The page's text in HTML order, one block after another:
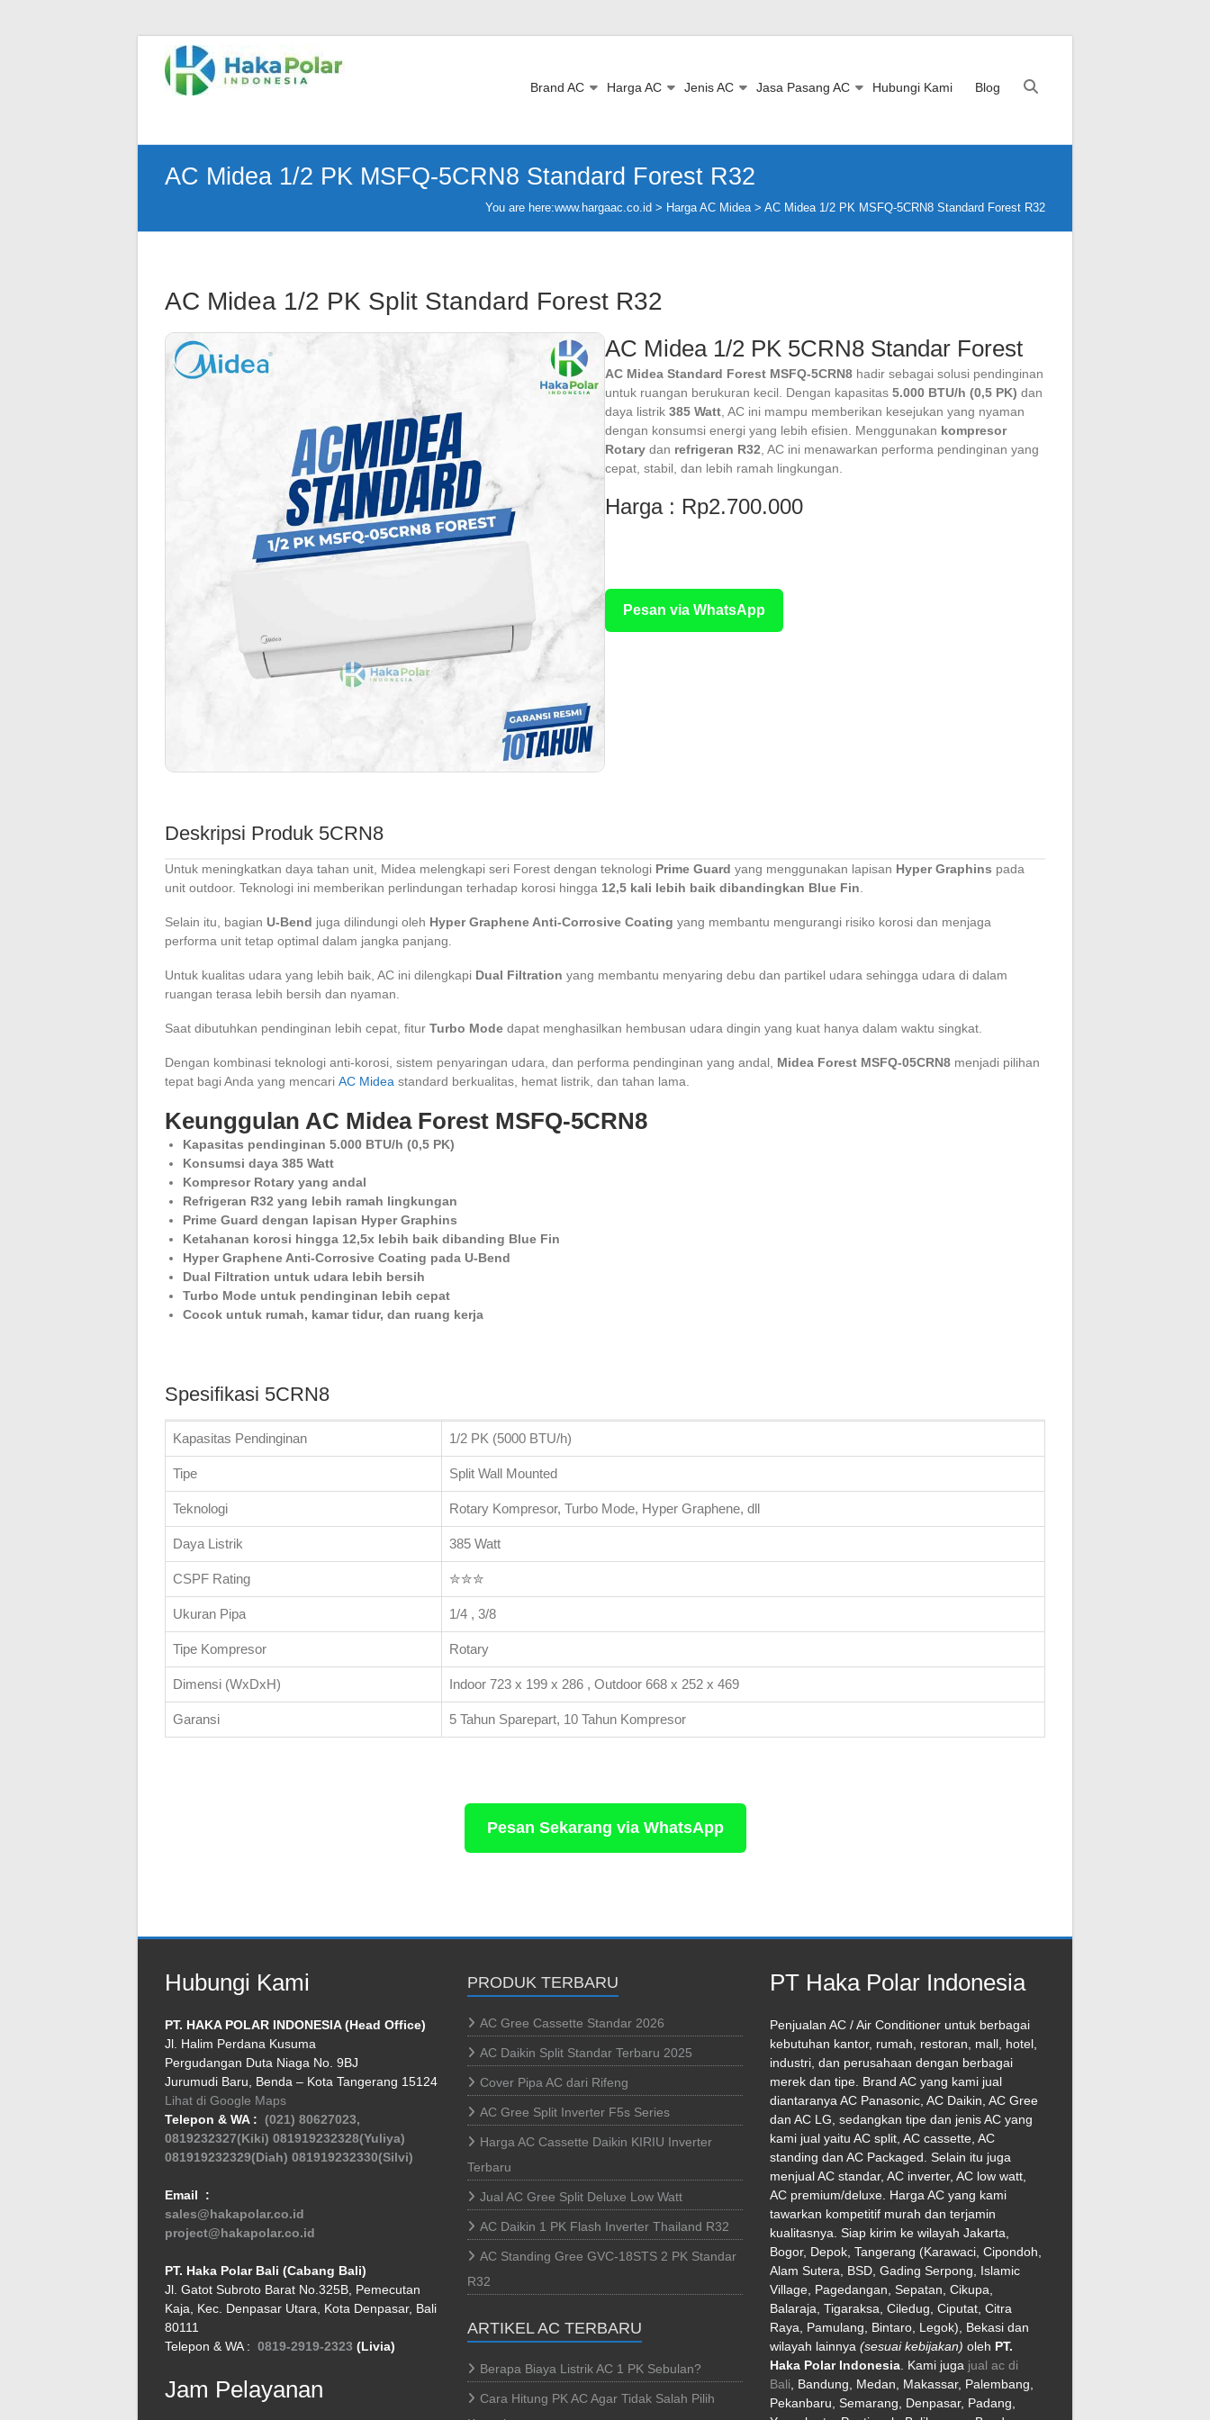
content
Telp
:
:
IG
Brand AC Harga AC Jenis AC Jasa Pasang AC Hubungi Kami Blog
AC Midea 1/2 PK MSFQ-5CRN8 Standard Forest R32
You are here:www.hargaac.co.id > Harga AC Midea> AC Midea 1/2 PK MSFQ-5CRN8 Standard Forest R32
AC Midea 1/2 PK Split Standard Forest R32
AC Midea 1/2 PK 5CRN8 Standar Forest
AC Midea Standard Forest MSFQ-5CRN8 hadir sebagai solusi pendinginan
untuk ruangan berukuran kecil. Dengan kapasitas 5.000 BTU/h (0,5 PK) dan
daya listrik 385 Watt , AC ini mampu memberikan kesejukan yang nyaman
dengan konsumsi energi yang lebih efisien. Menggunakan kompresor
Rotary dan refrigeran R32 , AC ini menawarkan performa pendinginan yang
cepat, stabil, dan lebih ramah lingkungan.
Harga : Rp2.700.000
Pesan via WhatsApp
Deskripsi Produk 5CRN8
Untuk meningkatkan daya tahan unit, Midea melengkapi seri Forest dengan teknologi Prime Guard yang menggunakan lapisan Hyper Graphins pada
unit outdoor. Teknologi ini memberikan perlindungan terhadap korosi hingga 12,5 kali lebih baik dibandingkan Blue Fin
Selain itu, bagian U-Bend juga dilindungi oleh Hyper Graphene Anti-Corrosive Coating yang membantu mengurangi risiko korosi dan menjaga
performa unit tetap optimal dalam jangka panjang.
Untuk kualitas udara yang lebih baik, AC ini dilengkapi Dual Filtration yang membantu menyaring debu dan partikel udara sehingga udara di dalam
ruangan terasa lebih bersih dan nyaman.
Saat dibutuhkan pendinginan lebih cepat, fitur Turbo Mode dapat menghasilkan hembusan udara dingin yang kuat hanya dalam waktu singkat.
Dengan kombinasi teknologi anti-korosi, sistem penyaringan udara, dan performa pendinginan yang andal, Midea Forest MSFQ-05CRN8 menjadi pilihan
tepat bagi Anda yang mencari AC Midea standard berkualitas, hemat listrik, dan tahan lama.
Keunggulan AC Midea Forest MSFQ-5CRN8
Kapasitas pendinginan 5.000 BTU/h (0,5 PK)
Konsumsi daya 385 Watt
Kompresor Rotary yang andal
Refrigeran R32 yang lebih ramah lingkungan
Prime Guard dengan lapisan Hyper Graphins
Ketahanan korosi hingga 12,5x lebih baik dibanding Blue Fin
Hyper Graphene Anti-Corrosive Coating pada U-Bend
Dual Filtration untuk udara lebih bersih
Turbo Mode untuk pendinginan lebih cepat
Cocok untuk rumah, kamar tidur, dan ruang kerja
Spesifikasi 5CRN8
Kapasitas Pendinginan 1/2 PK (5000 BTU/h)
Tipe Split Wall Mounted
Teknologi Rotary Kompresor, Turbo Mode, Hyper Graphene, dll
Daya Listrik 385 Watt
CSPF Rating ✮✮✮
Ukuran Pipa 1/4 , 3/8
Tipe Kompresor Rotary
Dimensi (WxDxH) Indoor 723 x 199 x 286 , Outdoor 668 x 252 x 469
Garansi 5 Tahun Sparepart, 10 Tahun Kompresor
Pesan Sekarang via WhatsApp
Hubungi Kami
PT. HAKA POLAR INDONESIA (Head Office)
Jl. Halim Perdana Kusuma
Pergudangan Duta Niaga No. 9BJ
Jurumudi Baru, Benda – Kota Tangerang 15124
Lihat di Google Maps
Telepon & WA : (021) 80627023,
0819232327(Kiki) 081919232328(Yuliya)
081919232329(Diah) 081919232330(Silvi)
Email :
sales@hakapolar.co.id
project@hakapolar.co.id
PT. Haka Polar Bali (Cabang Bali)
Jl. Gatot Subroto Barat No.325B, Pemecutan
Kaja, Kec. Denpasar Utara, Kota Denpasar, Bali
80111
Telepon & WA : 0819-2919-2323 (Livia)
Jam Pelayanan
PRODUK TERBARU
AC Gree Cassette Standar 2026
AC Daikin Split Standar Terbaru 2025
Cover Pipa AC dari Rifeng
AC Gree Split Inverter F5s Series
Harga AC Cassette Daikin KIRIU Inverter
Terbaru
Jual AC Gree Split Deluxe Low Watt
AC Daikin 1 PK Flash Inverter Thailand R32
AC Standing Gree GVC-18STS 2 PK Standar
R32
ARTIKEL AC TERBARU
Berapa Biaya Listrik AC 1 PK Sebulan?
Cara Hitung PK AC Agar Tidak Salah Pilih
PT Haka Polar Indonesia
Penjualan AC / Air Conditioner untuk berbagai
kebutuhan kantor, rumah, restoran, mall, hotel,
industri, dan perusahaan dengan berbagai
merek dan tipe. Brand AC yang kami jual
diantaranya AC Panasonic, AC Daikin, AC Gree
dan AC LG, sedangkan tipe dan jenis AC yang
kami jual yaitu AC split, AC cassette, AC
standing dan AC Packaged. Selain itu juga
menjual AC standar, AC inverter, AC low watt,
AC premium/deluxe. Harga AC yang kami
tawarkan kompetitif murah dan terjamin
kualitasnya. Siap kirim ke wilayah Jakarta,
Bogor, Depok, Tangerang (Karawaci, Cipondoh,
Alam Sutera, BSD, Gading Serpong, Islamic
Village, Pagedangan, Sepatan, Cikupa,
Balaraja, Tigaraksa, Ciledug, Ciputat, Citra
Raya, Pamulang, Bintaro, Legok), Bekasi dan
wilayah lainnya (sesuai kebijakan) oleh PT.
Haka Polar Indonesia . Kami juga jual ac di
Bali , Bandung, Medan, Makassar, Palembang,
Pekanbaru, Semarang, Denpasar, Padang,